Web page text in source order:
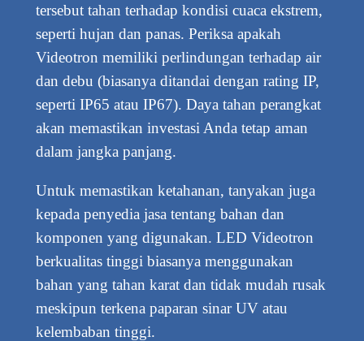
tersebut tahan terhadap kondisi cuaca ekstrem,
seperti hujan dan panas. Periksa apakah
Videotron memiliki perlindungan terhadap air
dan debu (biasanya ditandai dengan rating IP,
seperti IP65 atau IP67). Daya tahan perangkat
akan memastikan investasi Anda tetap aman
dalam jangka panjang.
Untuk memastikan ketahanan, tanyakan juga
kepada penyedia jasa tentang bahan dan
komponen yang digunakan. LED Videotron
berkualitas tinggi biasanya menggunakan
bahan yang tahan karat dan tidak mudah rusak
meskipun terkena paparan sinar UV atau
kelembaban tinggi.